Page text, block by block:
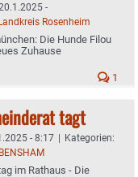
-
Rosenheim
Die Hunde Filou
Zuhause
1
tagt
- 8:17 | Kategorien:
im Rathaus - Die